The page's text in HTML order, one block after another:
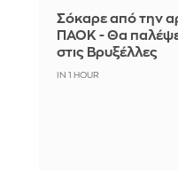
Σόκαρε από την
ΠΑΟΚ - Θα
στις Βρυξέλλες
IN 1 HOUR